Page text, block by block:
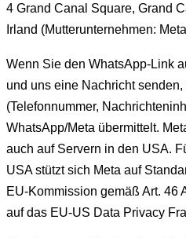
4 Grand Canal Square, Grand
Irland (Mutterunternehmen:
Wenn Sie den WhatsApp-Link
und uns eine Nachricht
(Telefonnummer,
WhatsApp/Meta übermittelt.
auch auf Servern in den USA.
USA stützt sich Meta auf
EU-Kommission gemäß Art. 46
auf das EU-US Data Privacy